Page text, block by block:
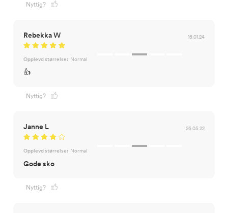
Nyttig?
Rebekka W 16.01.24
Opplevd størrelse: Normal
👍
Nyttig?
Janne L 26.05.22
Opplevd størrelse: Normal
Gode sko
Nyttig?